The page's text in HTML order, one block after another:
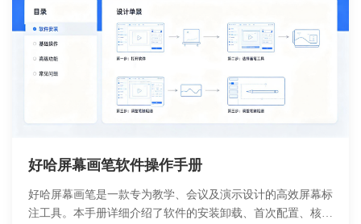
好哈屏幕画笔软件操作手册
好哈屏幕画笔是一款专为教学、会议及演示设计的高效屏幕标
注工具。本手册详细介绍了软件的安装卸载、首次配置、核心